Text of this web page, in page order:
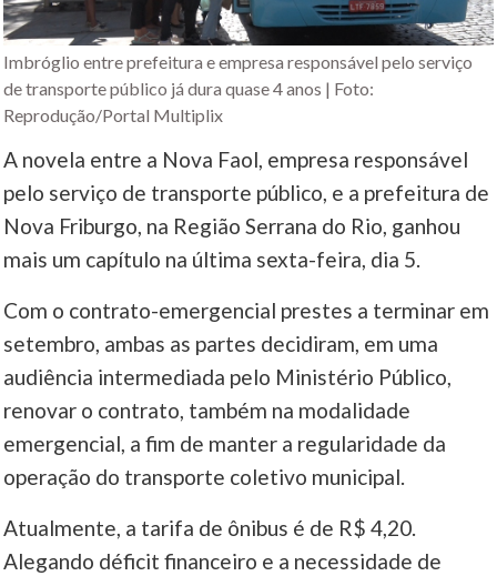
Imbróglio entre prefeitura e empresa responsável pelo serviço
de transporte público já dura quase 4 anos | Foto:
Reprodução/Portal Multiplix
A novela entre a Nova Faol, empresa responsável
pelo serviço de transporte público, e a prefeitura de
Nova Friburgo, na Região Serrana do Rio, ganhou
mais um capítulo na última sexta-feira, dia 5.
Com o contrato-emergencial prestes a terminar em
setembro, ambas as partes decidiram, em uma
audiência intermediada pelo Ministério Público,
renovar o contrato, também na modalidade
emergencial, a fim de manter a regularidade da
operação do transporte coletivo municipal.
Atualmente, a tarifa de ônibus é de R$ 4,20.
Alegando déficit financeiro e a necessidade de